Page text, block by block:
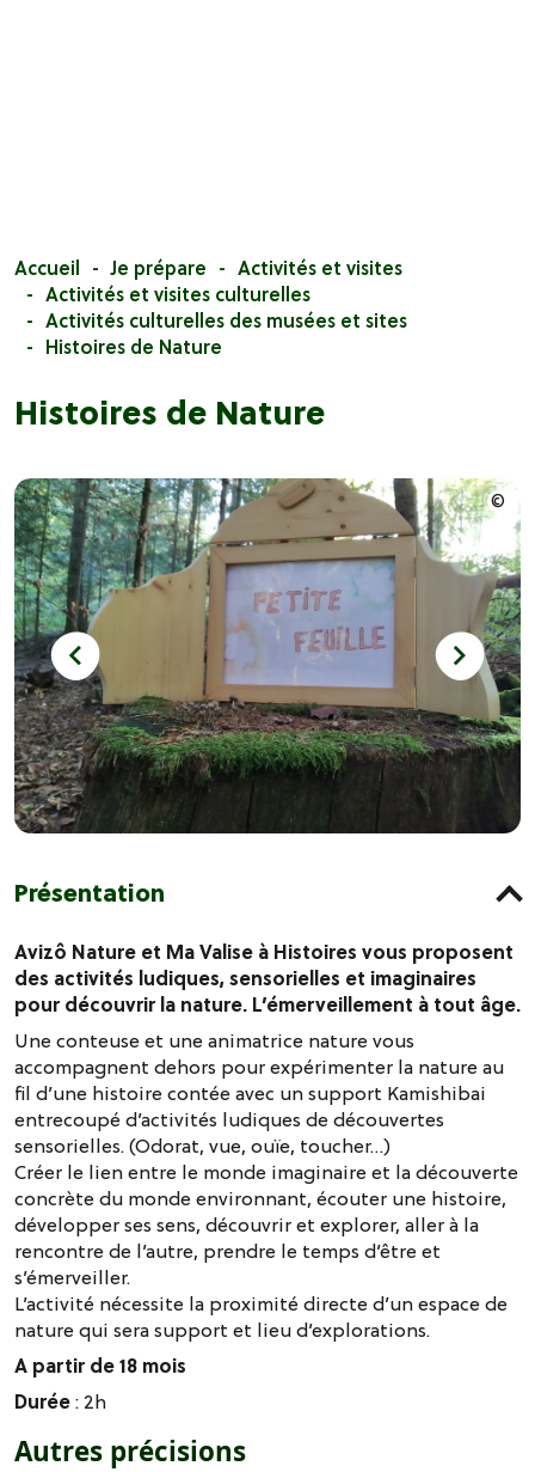
Accueil Je prépare
Activités et visites
Activités et visites culturelles
Activités culturelles des musées et sites
Histoires de Nature
Histoires de Nature
Présentation
Avizô Nature et Ma Valise à Histoires vous proposent
des activités ludiques, sensorielles et imaginaires
pour découvrir la nature. L’émerveillement à tout âge.
Une conteuse et une animatrice nature vous
accompagnent dehors pour expérimenter la nature au
fil d’une histoire contée avec un support Kamishibai
entrecoupé d’activités ludiques de découvertes
sensorielles. (Odorat, vue, ouïe, toucher…)
Créer le lien entre le monde imaginaire et la découverte
concrète du monde environnant, écouter une histoire,
développer ses sens, découvrir et explorer, aller à la
rencontre de l’autre, prendre le temps d’être et
s’émerveiller.
L’activité nécessite la proximité directe d’un espace de
nature qui sera support et lieu d’explorations.
A partir de 18 mois
Durée: 2h
Autres précisions